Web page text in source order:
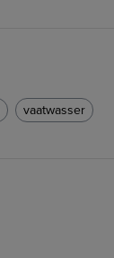
vaatwasser